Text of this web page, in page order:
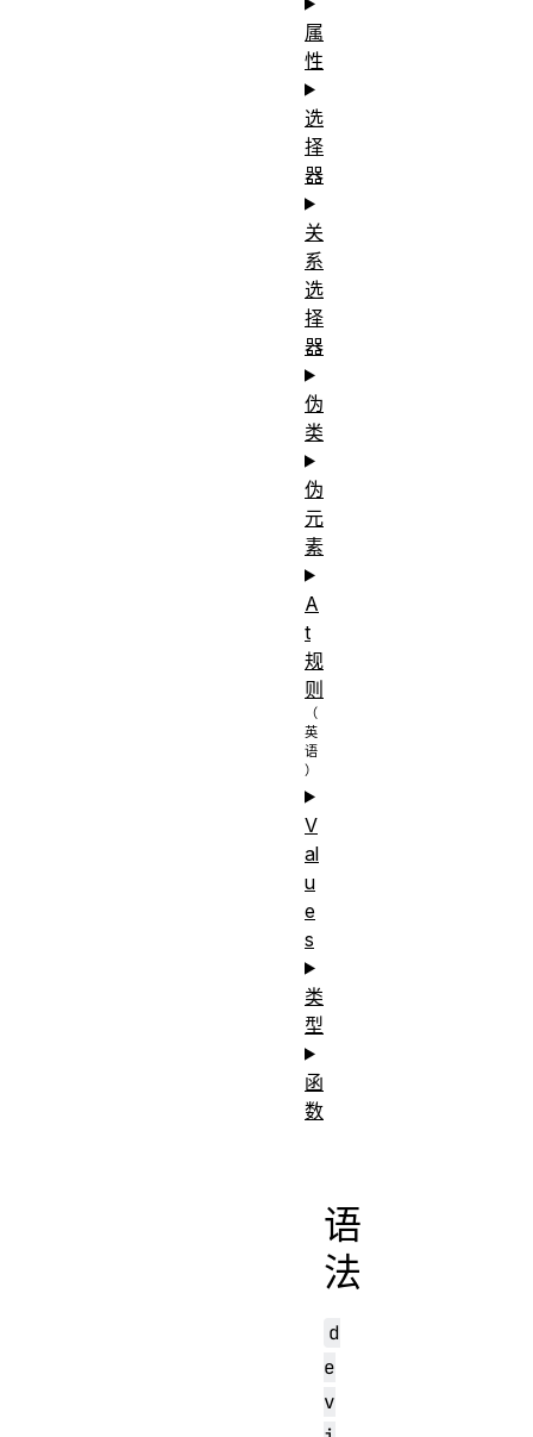
语
法
d
e
v
属
性
选
择
器
关
系
选
择
器
伪
类
伪
元
素
A
t
规
则
V
al
u
e
s
类
型
函
数